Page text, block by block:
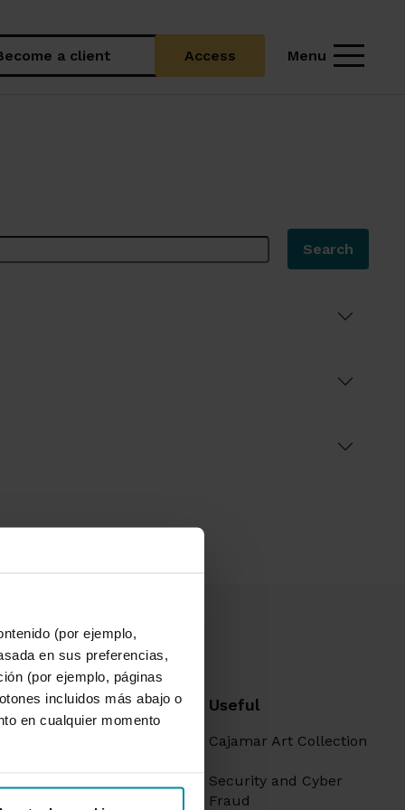
(por ejemplo,
en sus preferencias,
(por ejemplo, páginas
incluidos más abajo o
en cualquier momento
a client Access Menu
Search
information Useful
Cajamar Art Collection
Security and Cyber
Fraud